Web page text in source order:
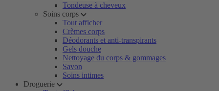
Tondeuse à cheveux
Soins corps
Tout afficher
Crèmes corps
Déodorants et anti-transpirants
Gels douche
Nettoyage du corps & gommages
Savon
Soins intimes
Droguerie